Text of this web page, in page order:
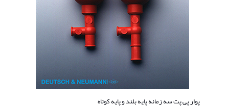
پوار پی پت سه زمانه پایه بلند و پایه کوتاه